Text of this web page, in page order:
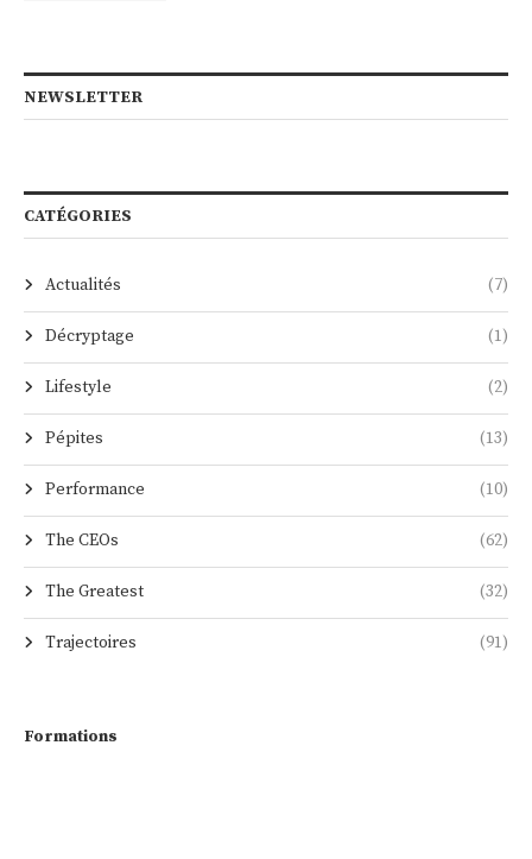
NEWSLETTER
CATÉGORIES
Actualités (7)
Décryptage (1)
Lifestyle (2)
Pépites (13)
Performance (10)
The CEOs (62)
The Greatest (32)
Trajectoires (91)
Formations